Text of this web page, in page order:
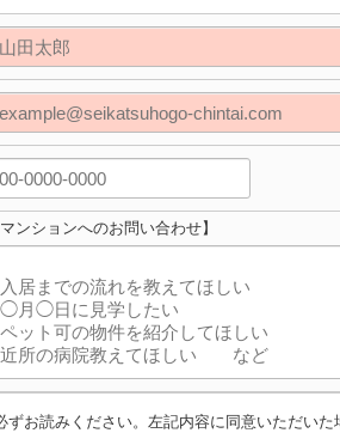
マンションへのお問い合わせ】
ずお読みください。左記内容に同意いただい